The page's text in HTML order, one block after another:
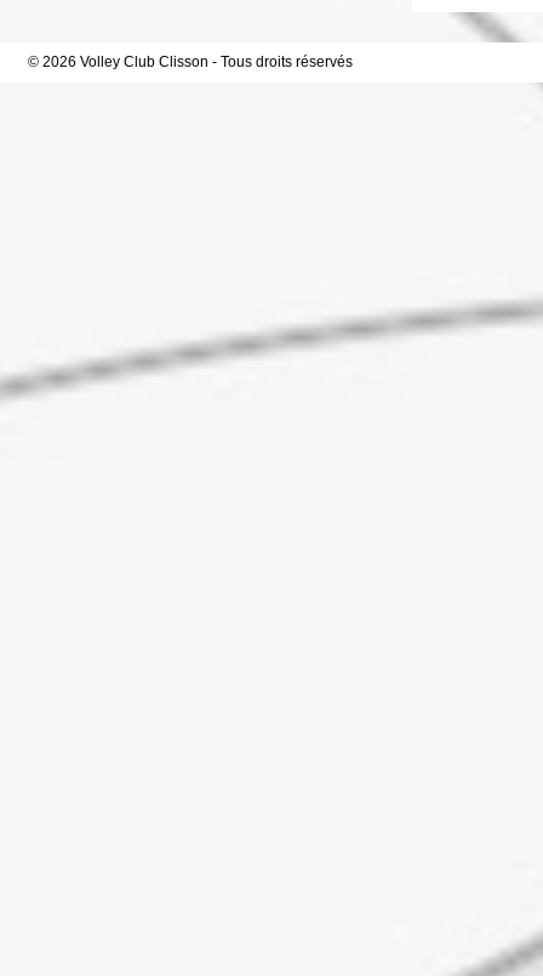
© 2026 Volley Club Clisson - Tous droits réservés